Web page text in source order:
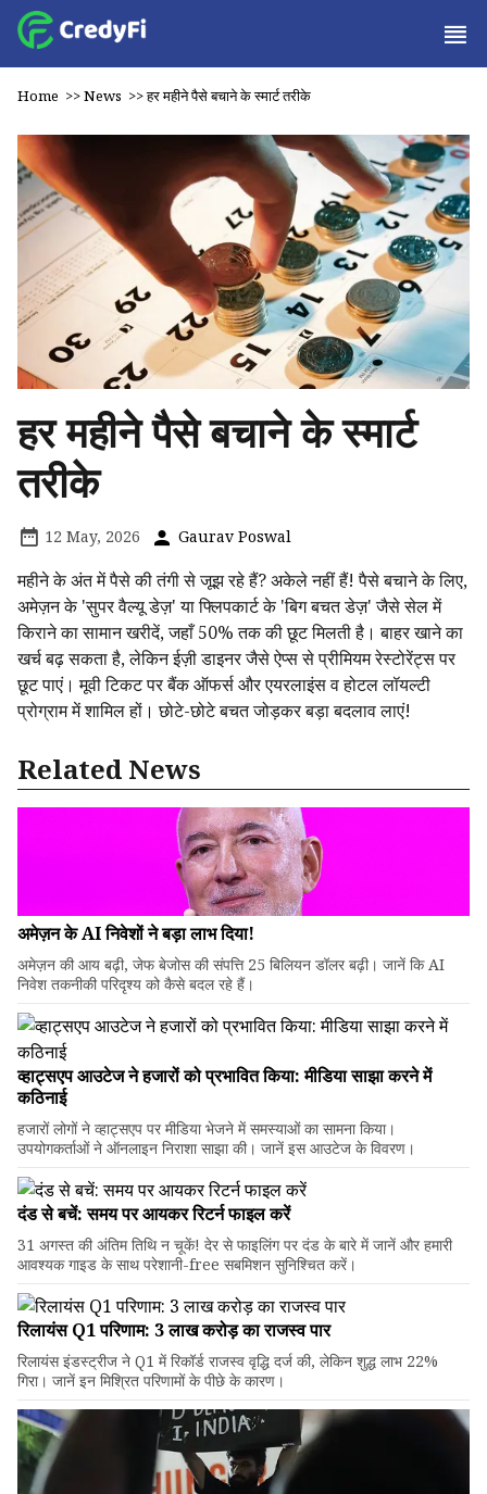
Home >>News >>हर महीने पैसे बचाने के स्मार्ट तरीके
हर महीने पैसे बचाने के स्मार्ट
तरीके
12 May, 2026 Gaurav Poswal
महीने के अंत में पैसे की तंगी से जूझ रहे हैं? अकेले नहीं हैं! पैसे बचाने के लिए,
अमेज़न के 'सुपर वैल्यू डेज़' या फ्लिपकार्ट के 'बिग बचत डेज़' जैसे सेल में
किराने का सामान खरीदें, जहाँ 50% तक की छूट मिलती है। बाहर खाने का
खर्च बढ़ सकता है, लेकिन ईज़ी डाइनर जैसे ऐप्स से प्रीमियम रेस्टोरेंट्स पर
छूट पाएं। मूवी टिकट पर बैंक ऑफर्स और एयरलाइंस व होटल लॉयल्टी
प्रोग्राम में शामिल हों। छोटे-छोटे बचत जोड़कर बड़ा बदलाव लाएं!
Related News
अमेज़न के AI निवेशों ने बड़ा लाभ दिया!
अमेज़न की आय बढ़ी, जेफ बेजोस की संपत्ति 25 बिलियन डॉलर बढ़ी। जानें कि AI
निवेश तकनीकी परिदृश्य को कैसे बदल रहे हैं।
व्हाट्सएप आउटेज ने हजारों को प्रभावित किया: मीडिया साझा करने में
कठिनाई
हजारों लोगों ने व्हाट्सएप पर मीडिया भेजने में समस्याओं का सामना किया।
उपयोगकर्ताओं ने ऑनलाइन निराशा साझा की। जानें इस आउटेज के विवरण।
दंड से बचें: समय पर आयकर रिटर्न फाइल करें
31 अगस्त की अंतिम तिथि न चूकें! देर से फाइलिंग पर दंड के बारे में जानें और हमारी
आवश्यक गाइड के साथ परेशानी-free सबमिशन सुनिश्चित करें।
रिलायंस Q1 परिणाम: ₹3 लाख करोड़ का राजस्व पार
रिलायंस इंडस्ट्रीज ने Q1 में रिकॉर्ड राजस्व वृद्धि दर्ज की, लेकिन शुद्ध लाभ 22%
गिरा। जानें इन मिश्रित परिणामों के पीछे के कारण।